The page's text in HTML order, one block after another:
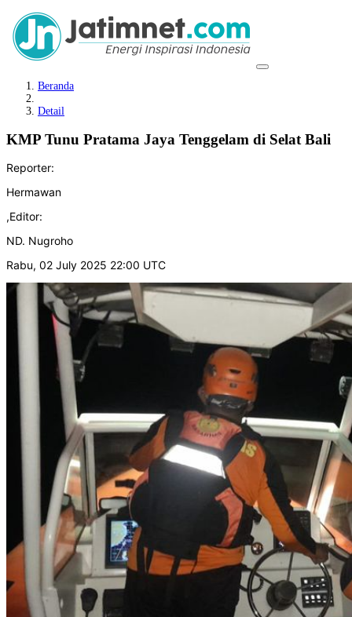
Beranda
Detail
KMP Tunu Pratama Jaya Tenggelam di Selat Bali
Reporter:
Hermawan
,Editor:
ND. Nugroho
Rabu, 02 July 2025 22:00 UTC